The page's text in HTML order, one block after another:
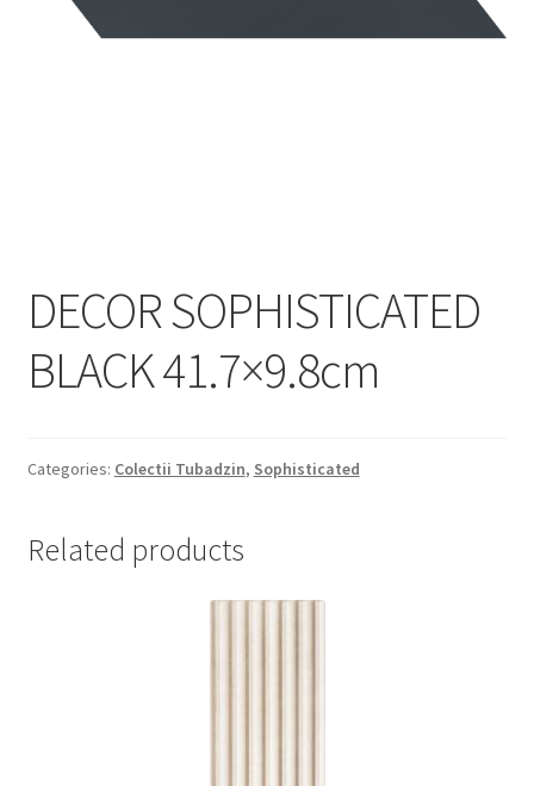
Informatii
Magazin
Plată
DECOR SOPHISTICATED
BLACK 41.7×9.8cm
Categories: Colectii Tubadzin, Sophisticated
Related products